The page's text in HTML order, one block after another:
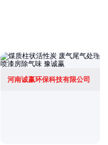
河南诚赢环保科技有限公司